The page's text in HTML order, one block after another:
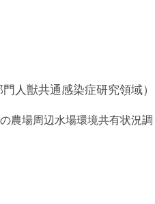
人獣共通感染症研究領域）
農場周辺水場環境共有状況調